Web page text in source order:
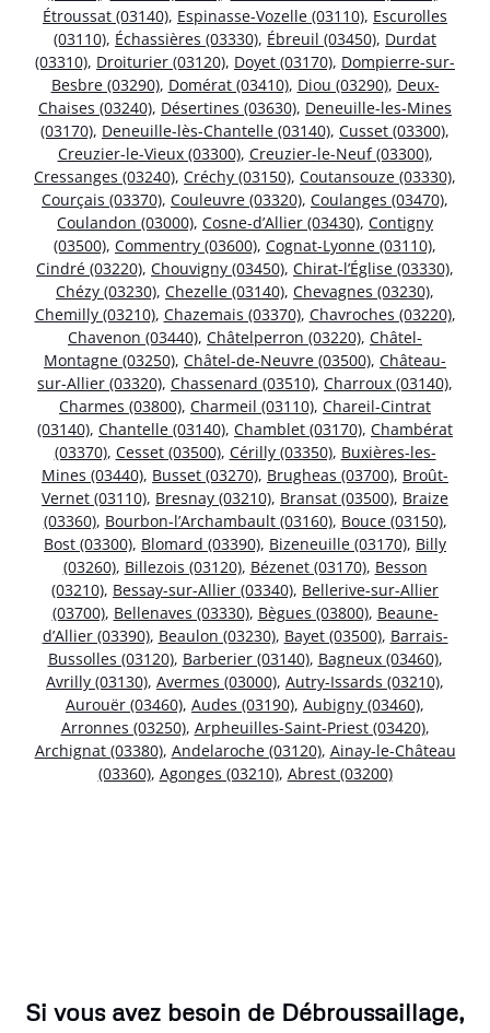
Étroussat (03140), Espinasse-Vozelle (03110), Escurolles
(03110), Échassières (03330), Ébreuil (03450), Durdat
(03310), Droiturier (03120), Doyet (03170), Dompierre-sur-
Besbre (03290), Domérat (03410), Diou (03290), Deux-
Chaises (03240), Désertines (03630), Deneuille-les-Mines
(03170), Deneuille-lès-Chantelle (03140), Cusset (03300),
Creuzier-le-Vieux (03300), Creuzier-le-Neuf (03300),
Cressanges (03240), Créchy (03150), Coutansouze (03330),
Courçais (03370), Couleuvre (03320), Coulanges (03470),
Coulandon (03000), Cosne-d’Allier (03430), Contigny
(03500), Commentry (03600), Cognat-Lyonne (03110),
Cindré (03220), Chouvigny (03450), Chirat-l’Église (03330),
Chézy (03230), Chezelle (03140), Chevagnes (03230),
Chemilly (03210), Chazemais (03370), Chavroches (03220),
Chavenon (03440), Châtelperron (03220), Châtel-
Montagne (03250), Châtel-de-Neuvre (03500), Château-
sur-Allier (03320), Chassenard (03510), Charroux (03140),
Charmes (03800), Charmeil (03110), Chareil-Cintrat
(03140), Chantelle (03140), Chamblet (03170), Chambérat
(03370), Cesset (03500), Cérilly (03350), Buxières-les-
Mines (03440), Busset (03270), Brugheas (03700), Broût-
Vernet (03110), Bresnay (03210), Bransat (03500), Braize
(03360), Bourbon-l’Archambault (03160), Bouce (03150),
Bost (03300), Blomard (03390), Bizeneuille (03170), Billy
(03260), Billezois (03120), Bézenet (03170), Besson
(03210), Bessay-sur-Allier (03340), Bellerive-sur-Allier
(03700), Bellenaves (03330), Bègues (03800), Beaune-
d’Allier (03390), Beaulon (03230), Bayet (03500), Barrais-
Bussolles (03120), Barberier (03140), Bagneux (03460),
Avrilly (03130), Avermes (03000), Autry-Issards (03210),
Aurouër (03460), Audes (03190), Aubigny (03460),
Arronnes (03250), Arpheuilles-Saint-Priest (03420),
Archignat (03380), Andelaroche (03120), Ainay-le-Château
(03360), Agonges (03210), Abrest (03200)
Si vous avez besoin de Débroussaillage,